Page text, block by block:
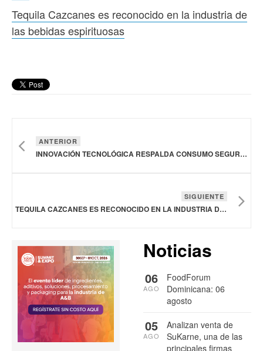
Tequila Cazcanes es reconocido en la industria de
las bebidas espirituosas
ANTERIOR
INNOVACIÓN TECNOLÓGICA RESPALDA CONSUMO SEGURO DE 131 LITROS DE LECHE Y 16 KG DE CARNE DE RES AL AÑO
SIGUIENTE
TEQUILA CAZCANES ES RECONOCIDO EN LA INDUSTRIA DE LAS BEBIDAS ESPIRITUOSAS
Noticias
FoodForum
Dominicana: 06
agosto
06
AGO
Analizan venta de
SuKarne, una de las
principales firmas
05
AGO